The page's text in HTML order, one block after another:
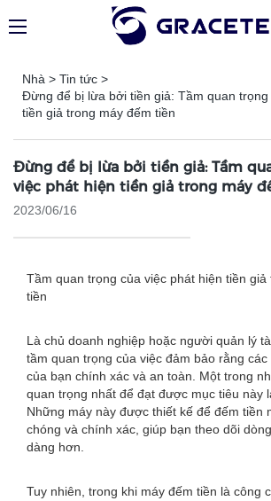
Nhà > Tin tức >
Đừng để bị lừa bởi tiền giả: Tầm quan trọng
tiền giả trong máy đếm tiền
Đừng để bị lừa bởi tiền giả: Tầm
việc phát hiện tiền giả trong máy
2023/06/16
Tầm quan trọng của việc phát hiện tiền giả
tiền
Là chủ doanh nghiệp hoặc người quản lý
tầm quan trọng của việc đảm bảo rằng
của bạn chính xác và an toàn. Một trong
quan trọng nhất để đạt được mục tiêu này
Những máy này được thiết kế để đếm tiền
chóng và chính xác, giúp bạn theo dõi
dàng hơn.
Tuy nhiên, trong khi máy đếm tiền là công